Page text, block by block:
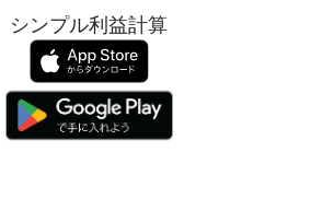
シンプル利益計算